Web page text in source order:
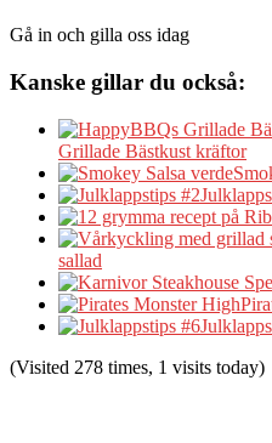
Gå in och gilla oss idag
Kanske gillar du också:
Grillade Bästkust kräftor
sallad
(Visited 278 times, 1 visits today)